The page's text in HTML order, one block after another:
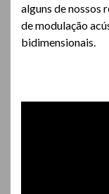
alguns de nossos
de modulação
bidimensionais.